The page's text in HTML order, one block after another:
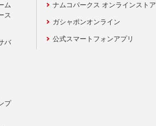
ム
ス
バ
プ
ナムコパークス オンラインストア
ガシャポンオンライン
公式スマートフォンアプリ